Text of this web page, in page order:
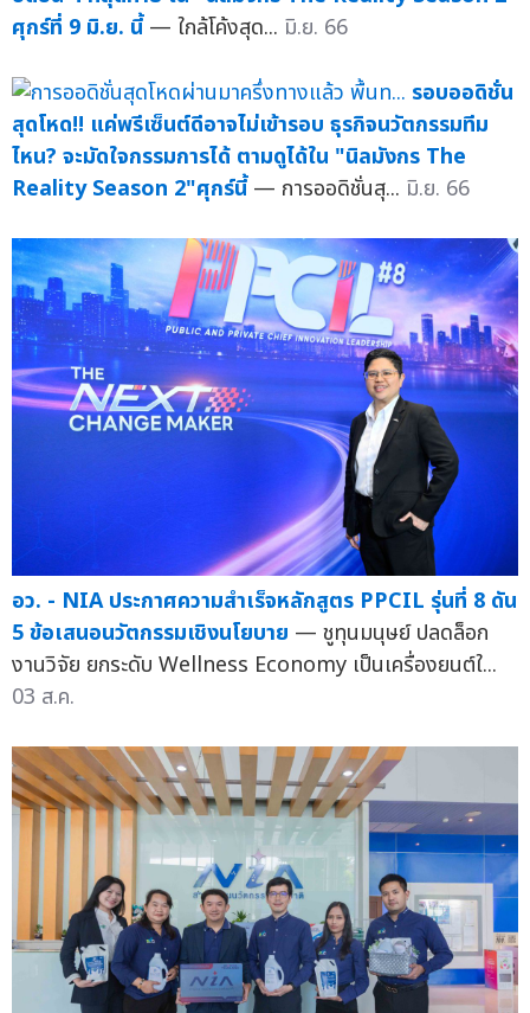
ศุกร์ที่ 9 มิ.ย. นี้ — ใกล้โค้งสุด... มิ.ย. 66
รอบออดิชั่น
สุดโหด!! แค่พรีเซ็นต์ดีอาจไม่เข้ารอบ ธุรกิจนวัตกรรมทีม
ไหน? จะมัดใจกรรมการได้ ตามดูได้ใน "นิลมังกร The
Reality Season 2"ศุกร์นี้ — การออดิชั่นสุ... มิ.ย. 66
อว. - NIA ประกาศความสำเร็จหลักสูตร PPCIL รุ่นที่ 8 ดัน
5 ข้อเสนอนวัตกรรมเชิงนโยบาย — ชูทุนมนุษย์ ปลดล็อก
งานวิจัย ยกระดับ Wellness Economy เป็นเครื่องยนต์ใ...
03 ส.ค.